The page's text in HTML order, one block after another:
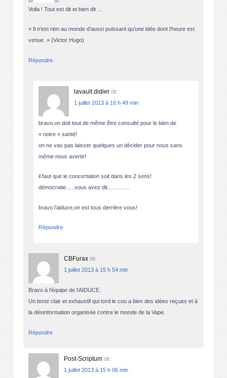
Voila ! Tout est dit et bien dit …
« Il n’est rien au monde d’aussi puissant qu’une idée dont l’heure est
venue. » (Victor Hugo)
Répondre
lavault didier dit :
1 juillet 2013 à 16 h 49 min
bravo,on doit tout de même être consulté pour le bien de
« notre » santé!
on ne vas pas laisser quelques un décider pour nous sans
même nous avertir!
il faut que le concertation soit dans les 2 sens!
démocratie…..vous avez dit…………
bravo l’aiduce,on est tous derrière vous!
Répondre
CBFurax dit :
1 juillet 2013 à 15 h 54 min
Bravo à l’équipe de l’AIDUCE.
Un texte clair et exhaustif qui tord le cou a bien des idées reçues et à
la désinformation organisée contre le monde de la Vape.
Répondre
Post-Scriptum dit :
1 juillet 2013 à 15 h 06 min